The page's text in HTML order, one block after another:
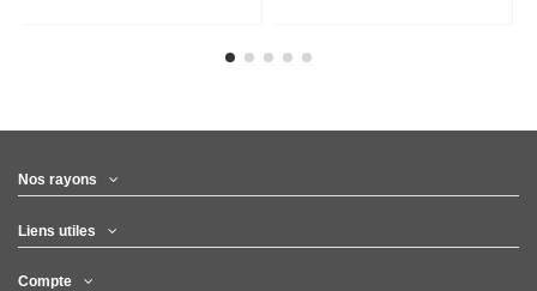
Nos rayons
Liens utiles
Compte